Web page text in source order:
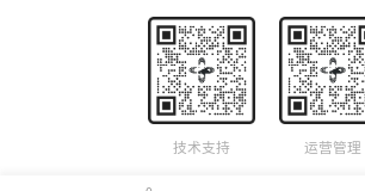
技术支持 运营管理